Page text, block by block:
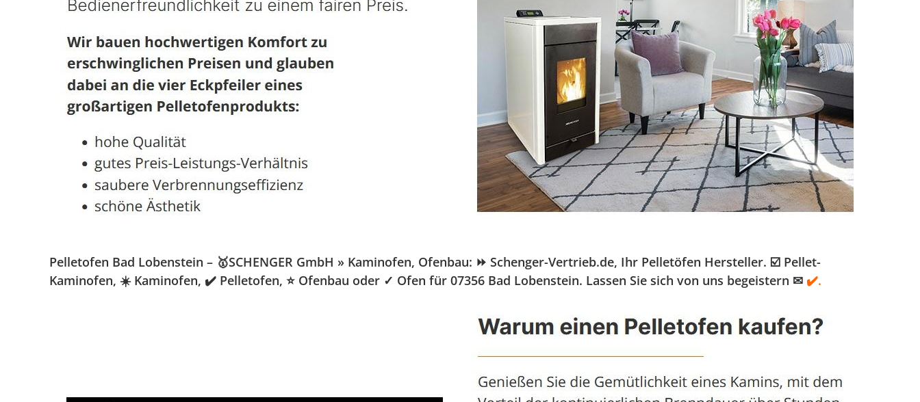
Pelletofen Bad Lobenstein – 🥇SCHENGER GmbH » Kaminofen, Ofenbau: ⏩ Schenger-Vertrieb.de, Ihr Pelletöfen Hersteller. ☑️ Pellet-
Kaminofen, ☀️ Kaminofen, ✔️ Pelletofen, ⭐ Ofenbau oder ✓ Ofen für 07356 Bad Lobenstein. Lassen Sie sich von uns begeistern ✉ ✔️.